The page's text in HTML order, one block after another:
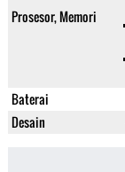
Prosesor, Memori
Baterai
Desain